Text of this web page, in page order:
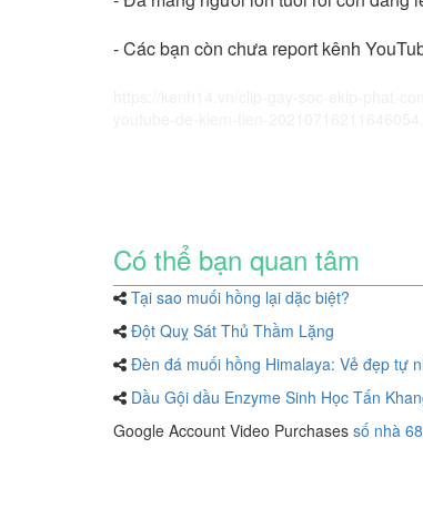
- Các bạn còn chưa report kênh
Có thể bạn quan tâm
Tại sao muối hồng lại dặc biệt?
Đột Quỵ Sát Thủ Thầm Lặng
Đèn đá muối hồng Himalaya: Vẻ đẹp tự
Dầu Gội dầu Enzyme Sinh Học Tấn
Google Account Video Purchases số nhà